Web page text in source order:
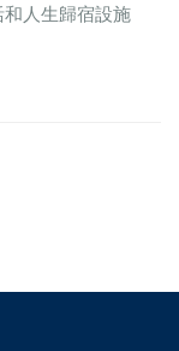
人生歸宿設施